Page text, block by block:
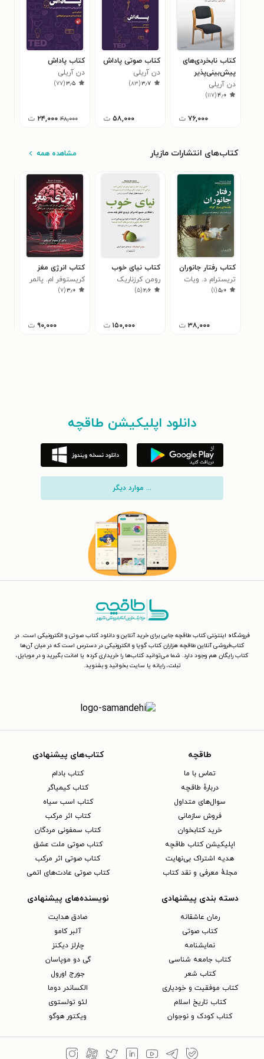
کتاب نابخردی‌های
پیش‌بینی‌پذیر
دن آریلی
۴٫۰(۱۱۷)
۷۶,۰۰۰ ت
کتاب صوتی پاداش
دن آریلی
۳٫۷(۸۳)
۵۸,۰۰۰ ت
کتاب پاداش
دن آریلی
۳٫۵(۷۷)
۴۸,۰۰۰ ۲۴,۰۰۰ ت
کتاب‌های انتشارات مازیار مشاهده همه
کتاب رفتار جانوران
تریسترام د. ویات
۵٫۰(۱)
۳۸,۰۰۰ ت
کتاب نیای خوب
رومن کرزناریک
۲٫۶(۵)
۱۵۰,۰۰۰ ت
کتاب انرژی مغز
کریستوفر ام. پالمر
۳٫۰(۷)
۹۰,۰۰۰ ت
دانلود اپلیکیشن طاقچه
... موارد دیگر
فروشگاه اینترنتی کتاب طاقچه جایی برای خرید آنلاین و دانلود کتاب صوتی و الکترونیکی است. در
کتاب‌فروشی آنلاین طاقچه هزاران کتاب گویا و الکترونیکی در دسترس است که در میان آن‌ها
کتاب رایگان هم وجود دارد. شما می‌توانید کتاب‌ها را خریداری کرده یا امانت بگیرید و در موبایل،
تبلت، رایانه یا سایت بخوانید و بشنوید.
طاقچه
تماس با ما
دربارهٔ طاقچه
سوال‌های متداول
فروش سازمانی
خرید کتابخوان
اپلیکیشن کتاب طاقچه
هدیه اشتراک بی‌نهایت
مجلهٔ معرفی و نقد کتاب
کتاب‌های پیشنهادی
کتاب بادام
کتاب کیمیاگر
کتاب اسب سیاه
کتاب اثر مرکب
کتاب سمفونی مردگان
کتاب صوتی ملت عشق
کتاب صوتی اثر مرکب
کتاب صوتی عادت‌های اتمی
دسته بندی پیشنهادی
رمان عاشقانه
کتاب‌ صوتی
نمایشنامه
کتاب جامعه شناسی
کتاب شعر
کتاب موفقیت و خودیاری
کتاب تاریخ اسلام
کتاب کودک و نوجوان
نویسنده‌های پیشنهادی
صادق هدایت
آلبر کامو
چارلز دیکنز
گی دو موپاسان
جورج اورول
الکساندر دوما
لئو تولستوی
ویکتور هوگو